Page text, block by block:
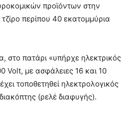
προϊόντων στην
περίπου 40 εκατομμύρια
στο πατάρι «υπήρχε ηλεκτρικός
Volt, με ασφάλειες 16 και 10
τοποθετηθεί ηλεκτρολογικός
(ρελέ διαφυγής).